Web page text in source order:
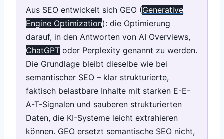
Aus SEO entwickelt sich GEO (Generative
Engine Optimization): die Optimierung
darauf, in den Antworten von AI Overviews,
ChatGPT oder Perplexity genannt zu werden.
Die Grundlage bleibt dieselbe wie bei
semantischer SEO – klar strukturierte,
faktisch belastbare Inhalte mit starken E-E-
A-T-Signalen und sauberen strukturierten
Daten, die KI-Systeme leicht extrahieren
können. GEO ersetzt semantische SEO nicht,